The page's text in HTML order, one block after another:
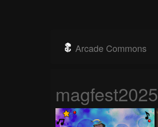
Arcade Commons
magfest2025